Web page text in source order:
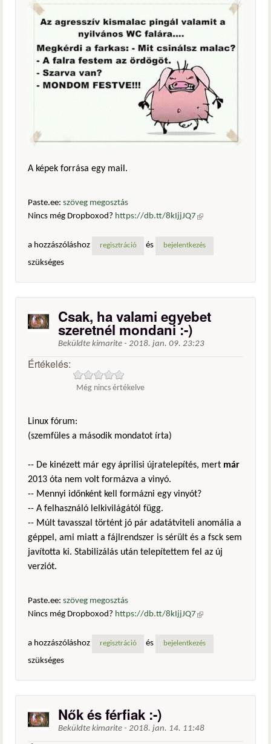
A képek forrása egy mail.
Paste.ee: szöveg megosztás
Nincs még Dropboxod? https://db.tt/8kIjjJQ7 (külső
a hozzászóláshoz
regisztráció és bejelentkezés
szükséges
Csak, ha valami egyebet
szeretnél mondani :-)
Beküldte kimarite - 2018. jan. 09. 23:23
Értékelés:
Még nincs értékelve
Linux fórum:
(szemfüles a második mondatot írta)
-- De kinézett már egy áprilisi újratelepítés, mert már
2013 óta nem volt formázva a vinyó.
-- Mennyi időnként kell formázni egy vinyót?
-- A felhasználó lelkivilágától függ.
-- Múlt tavasszal történt jó pár adatátviteli anomália a
géppel, ami miatt a fájlrendszer is sérült és a fsck sem
javította ki. Stabilizálás után telepítettem fel az új
verziót.
Paste.ee: szöveg megosztás
Nincs még Dropboxod? https://db.tt/8kIjjJQ7 (külső
a hozzászóláshoz
regisztráció és bejelentkezés
szükséges
Nők és férfiak :-)
Beküldte kimarite - 2018. jan. 14. 11:48